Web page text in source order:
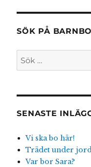
SÖK PÅ
Sök
SENASTE
Vi ska bo här!
Trädet under
Var bor Sara?